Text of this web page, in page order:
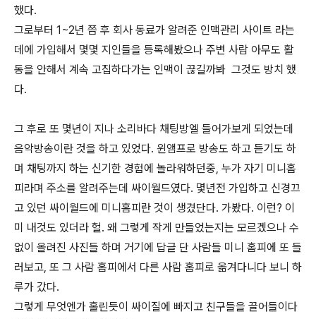
했다.
그로부터 1~2년 쯤 후 회사 동료가 알려준 인맥관리 사이트 라는
데에 가입해서 몇몇 지인들을 등록해봤으나 주변 사람 아무도 활
동을 안해서 계속 고집하다가는 인맥이 끊길까봐 그것도 방치 했
다.
그 후로 또 몇년이 지나 소리바다 채팅방엘 들어가보게 되었는데
음악방송이란 것을 하고 있었다. 윈앰프로 방송도 하고 듣기도 하
며 채팅까지 하는 신기한 경험에 놀라워하던중, 누가 자기 미니홈
피라며 주소를 알려주는데 싸이월드였다. 몇년전 가입하고 신경끄
고 있던 싸이월드에 미니홈피란 것이 생겼단다. 가봤다. 이런? 이
미 내것도 있더라 헐. 왜 그렇게 작게 만들었는지는 모르겠으나 수
없이 올려진 사진들 하며 거기에 답글 단 사람들 미니 홈피에 또 들
러보고, 또 그 사람 홈피에서 다른 사람 홈피로 옮겨다니다 보니 하
루가 갔다.
그렇게 무엇엔가 홀린듯이 싸이질에 빠지고 친구들을 끌어들이다